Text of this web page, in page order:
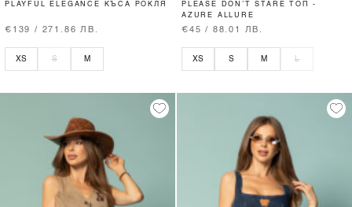
PLAYFUL ELEGANCE КЪСА РОКЛЯ
€139 / 271.86 ЛВ.
XS S M
PLEASE DON’T STARE ТОП -
AZURE ALLURE
€45 / 88.01 ЛВ.
XS S M L